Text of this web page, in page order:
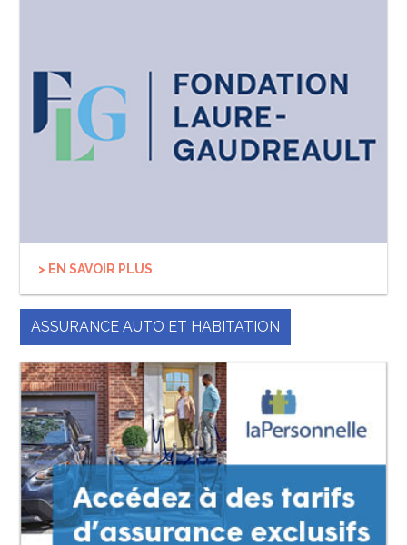
> EN SAVOIR PLUS
ASSURANCE AUTO ET HABITATION